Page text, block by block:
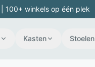
100+ winkels op één plek
Kasten Stoelen